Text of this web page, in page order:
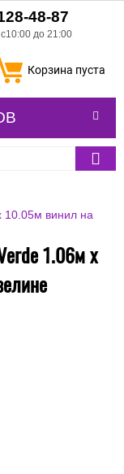
48-87
до 21:00
Корзина пуста
10.05м винил на
1.06м x